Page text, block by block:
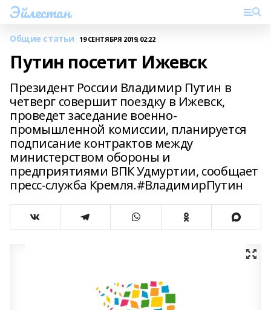
Эйлестан
Общие статьи 19 СЕНТЯБРЯ 2019, 02:22
Путин посетит Ижевск
Президент России Владимир Путин в
четверг совершит поездку в Ижевск,
проведет заседание военно-
промышленной комиссии, планируется
подписание контрактов между
министерством обороны и
предприятиями ВПК Удмуртии, сообщает
пресс-служба Кремля.#ВладимирПутин